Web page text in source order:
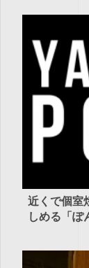
近くで個室
しめる「ぽ